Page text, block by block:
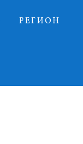
РЕГИОН